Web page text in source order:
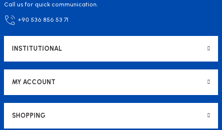
Call us for quick communication.
+90 536 856 53 71
INSTITUTIONAL
MY ACCOUNT
SHOPPING